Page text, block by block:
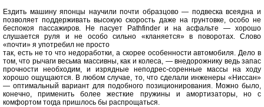
Ездить машину японцы научили почти образцово — подвеска всеядна и
позволяет поддерживать высокую скорость даже на грунтовке, особо не
беспокоя пассажиров. Не пасует Pathfinder и на асфальте — хорошо
слушается руля и не особо сильно «кланяется» в поворотах. Слово
«почти» я употребил не просто
так, есть не то что недоработки, а скорее особенности автомобиля. Дело в
том, что рычаги весьма массивны, как и колеса, — внедорожнику ведь запас
прочности необходим, и изрядные неподрес-соренные массы на ходу
хорошо ощущаются. В любом случае, то, что сделали инженеры «Ниссан»
— оптимальный вариант для подобного позиционирования. Можно было,
конечно, применить более жесткие пружины и амортизаторы, но с
комфортом тогда пришлось бы распрощаться.